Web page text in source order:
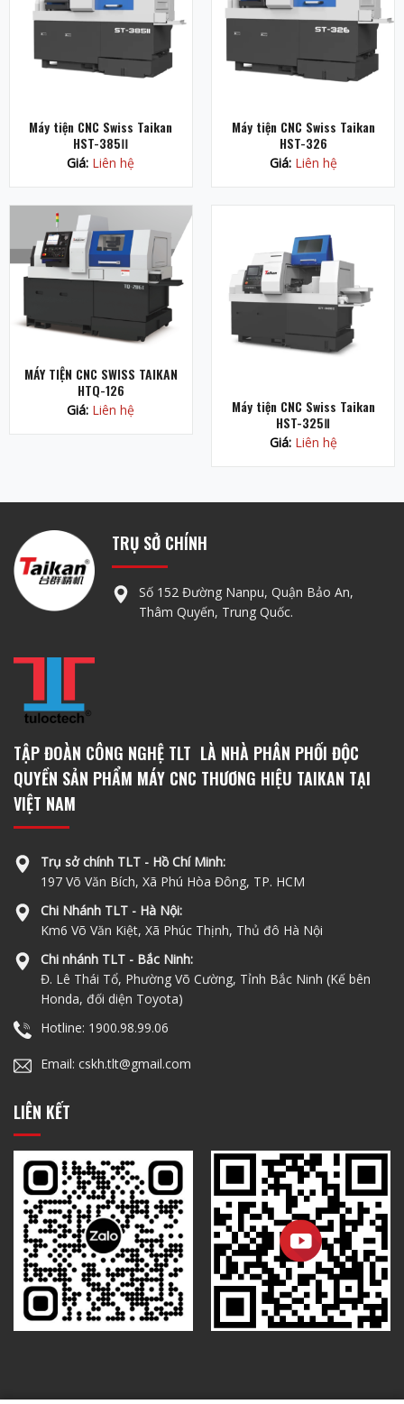
Máy tiện CNC Swiss Taikan
HST-385ⅠⅠ
Giá: Liên hệ
Máy tiện CNC Swiss Taikan
HST-326
Giá:Liên hệ
MÁY TIỆN CNC SWISS TAIKAN
HTQ-126
Giá: Liên hệ
Máy tiện CNC Swiss Taikan
HST-325Ⅱ
Giá:Liên hệ
TRỤ SỞ CHÍNH
Số 152 Đường Nanpu, Quận Bảo An,
Thâm Quyến, Trung Quốc.
TẬP ĐOÀN CÔNG NGHỆ TLT LÀ NHÀ PHÂN PHỐI ĐỘC
QUYỀN SẢN PHẨM MÁY CNC THƯƠNG HIỆU TAIKAN TẠI
VIỆT NAM
Trụ sở chính TLT - Hồ Chí Minh:
197 Võ Văn Bích, Xã Phú Hòa Đông, TP. HCM
Chi Nhánh TLT - Hà Nội:
Km6 Võ Văn Kiệt, Xã Phúc Thịnh, Thủ đô Hà Nội
Chi nhánh TLT - Bắc Ninh:
Đ. Lê Thái Tổ, Phường Võ Cường, Tỉnh Bắc Ninh (Kế bên
Honda, đối diện Toyota)
Hotline: 1900.98.99.06
Email: cskh.tlt@gmail.com
LIÊN KẾT